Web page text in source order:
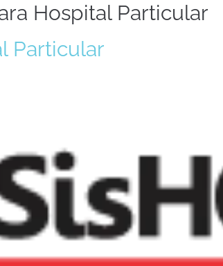
Hospital Particular
Particular